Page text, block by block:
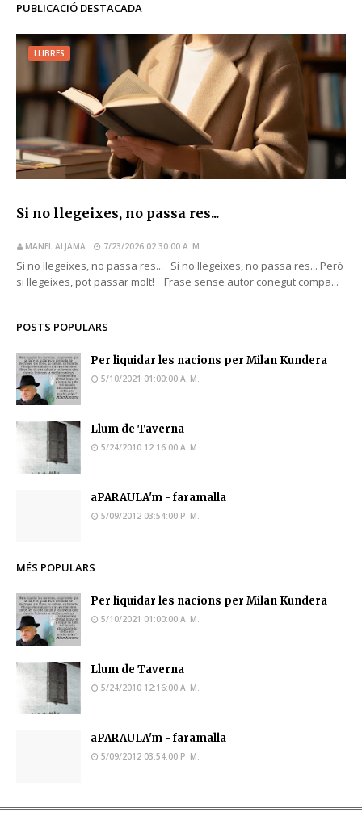
PUBLICACIÓ DESTACADA
LLIBRES
Si no llegeixes, no passa res...
MANEL ALJAMA 7/23/2026 02:30:00 A. M.
Si no llegeixes, no passa res... Si no llegeixes, no passa res... Però
si llegeixes, pot passar molt! Frase sense autor conegut compa...
POSTS POPULARS
Per liquidar les nacions per Milan Kundera
5/10/2021 01:00:00 A. M.
Llum de Taverna
5/24/2010 12:16:00 A. M.
aPARAULA'm - faramalla
5/09/2012 03:54:00 P. M.
MÉS POPULARS
Per liquidar les nacions per Milan Kundera
5/10/2021 01:00:00 A. M.
Llum de Taverna
5/24/2010 12:16:00 A. M.
aPARAULA'm - faramalla
5/09/2012 03:54:00 P. M.